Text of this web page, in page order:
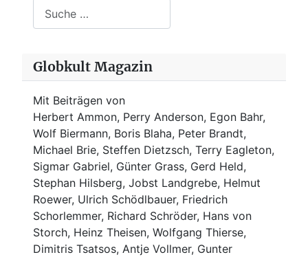
Globkult Magazin
Mit Beiträgen von
Herbert Ammon, Perry Anderson, Egon Bahr,
Wolf Biermann, Boris Blaha, Peter Brandt,
Michael Brie, Steffen Dietzsch, Terry Eagleton,
Sigmar Gabriel, Günter Grass, Gerd Held,
Stephan Hilsberg, Jobst Landgrebe, Helmut
Roewer, Ulrich Schödlbauer, Friedrich
Schorlemmer, Richard Schröder, Hans von
Storch, Heinz Theisen, Wolfgang Thierse,
Dimitris Tsatsos, Antje Vollmer, Gunter